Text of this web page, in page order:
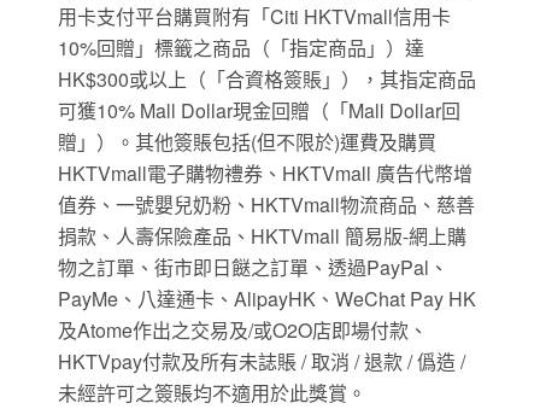
用卡支付平台購買附有「Citi HKTVmall信用卡
10%回贈」標籤之商品（「指定商品」）達
HK$300或以上（「合資格簽賬」），其指定商品
可獲10% Mall Dollar現金回贈（「Mall Dollar回
贈」）。其他簽賬包括(但不限於)運費及購買
HKTVmall電子購物禮券、HKTVmall 廣告代幣增
值券、一號嬰兒奶粉、HKTVmall物流商品、慈善
捐款、人壽保險產品、HKTVmall 簡易版-網上購
物之訂單、街市即日餸之訂單、透過PayPal、
PayMe、八達通卡、AlipayHK、WeChat Pay HK
及Atome作出之交易及/或O2O店即場付款、
HKTVpay付款及所有未誌賬 / 取消 / 退款 / 僞造 /
未經許可之簽賬均不適用於此獎賞。